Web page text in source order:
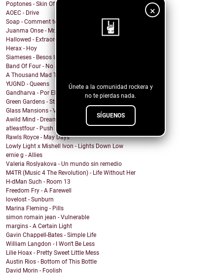
×
Únete a la comunidad rockera y
no te pierdas nada.
SÍGUENOS
Poptones - Skin Of Sea
AOEC - Drive
Soap - Comment te dire adieu
Juanma Onse - Mr. Robot
Hallowed - Extraordinary Boy
Herax - Hoy
Siameses - Besos Inconexos
Band Of Four - No Sound
A Thousand Mad Things - Girl
YUGND - Queens
Gandharva - Por El Rockanroll
Green Gardens - Stroom
Glass Mansions - VIOLET
Awild Mind - Dreamer
atleastfour - Push
Rawls Royce - May Days
Lowly Light x Mishell Ivon - Lights Down Low
ernie g - Allies
Valeria Roslyakova - Un mundo sin remedio
M4TR (Music 4 The Revolution) - Life Without Her
H-dMan Such - Room 13
Freedom Fry - A Farewell
lovelost - Sunburn
Marina Fleming - Pills
simon romain jean - Vulnerable
margins - A Certain Light
Gavin Chappell-Bates - Simple Life
William Langdon - I Won't Be Less
Lilie Hoax - Pretty Sweet Little Mess
Austin Rios - Bottom of This Bottle
David Morin - Foolish